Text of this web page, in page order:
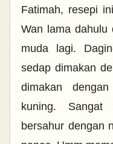
Fatimah, resepi
Wan lama dahulu
muda lagi.
sedap dimakan
dimakan
kuning. Sangat
bersahur dengan